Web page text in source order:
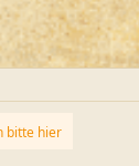
bitte hier